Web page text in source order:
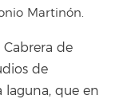
Martinón.
de
de
laguna, que en